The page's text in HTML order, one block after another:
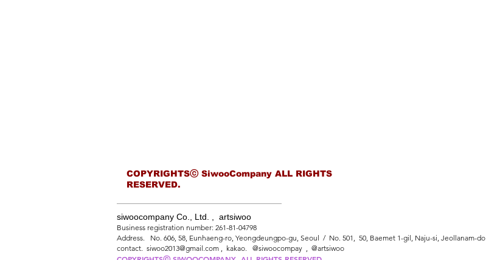
COPYRIGHTSⓒ SiwooCompany ALL RIGHTS
RESERVED.
siwoocompany Co., Ltd. , artsiwoo
Business registration number: 261-81-04798
Address. No. 606, 58, Eunhaeng-ro, Yeongdeungpo-gu, Seoul / No. 501, 50, Baemet 1-gil, Naju-si, Jeollanam-do
contact. siwoo2013@gmail.com , kakao. @siwoocompay , @artsiwoo